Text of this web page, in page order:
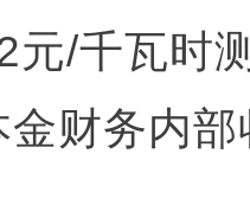
元/千瓦时
金财务内